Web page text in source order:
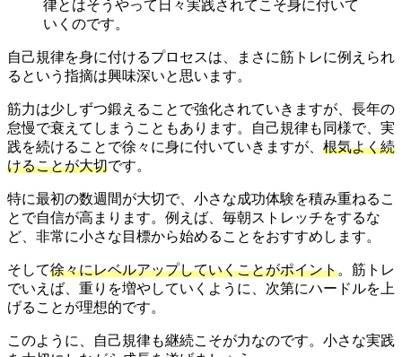
律とはそうやって日々実践されてこそ身に付いて
いくのです。
自己規律を身に付けるプロセスは、まさに筋トレに例えられ
るという指摘は興味深いと思います。
筋力は少しずつ鍛えることで強化されていきますが、長年の
怠慢で衰えてしまうこともあります。自己規律も同様で、実
践を続けることで徐々に身に付いていきますが、 根気よく続
けることが大切です。
特に最初の数週間が大切で、小さな成功体験を積み重ねるこ
とで自信が高まります。例えば、毎朝ストレッチをするな
ど、非常に小さな目標から始めることをおすすめします。
そして徐々にレベルアップしていくことがポイント。筋トレ
でいえば、重りを増やしていくように、次第にハードルを上
げることが理想的です。
このように、自己規律も継続こそが力なのです。小さな実践